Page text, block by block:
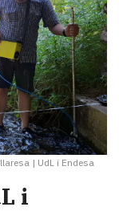
| UdL i Endesa
i